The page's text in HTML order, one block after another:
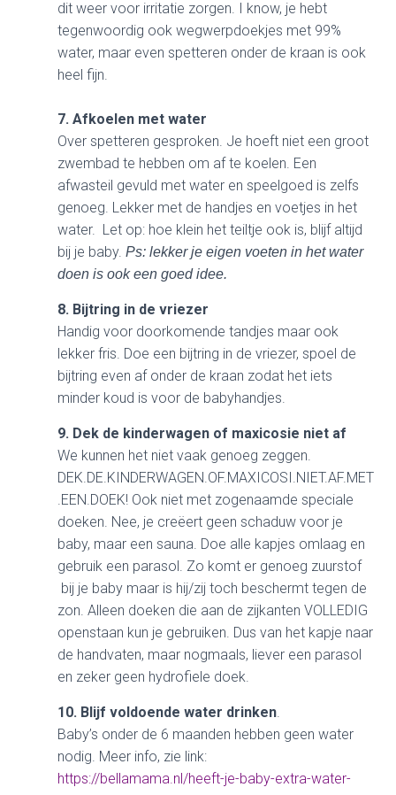
dit weer voor irritatie zorgen. I know, je hebt
tegenwoordig ook wegwerpdoekjes met 99%
water, maar even spetteren onder de kraan is ook
heel fijn.
7. Afkoelen met water
Over spetteren gesproken. Je hoeft niet een groot
zwembad te hebben om af te koelen. Een
afwasteil gevuld met water en speelgoed is zelfs
genoeg. Lekker met de handjes en voetjes in het
water. Let op: hoe klein het teiltje ook is, blijf altijd
bij je baby. Ps: lekker je eigen voeten in het water
doen is ook een goed idee.
8. Bijtring in de vriezer
Handig voor doorkomende tandjes maar ook
lekker fris. Doe een bijtring in de vriezer, spoel de
bijtring even af onder de kraan zodat het iets
minder koud is voor de babyhandjes.
9. Dek de kinderwagen of maxicosie niet af
We kunnen het niet vaak genoeg zeggen.
DEK.DE.KINDERWAGEN.OF.MAXICOSI.NIET.AF.MET
.EEN.DOEK! Ook niet met zogenaamde speciale
doeken. Nee, je creëert geen schaduw voor je
baby, maar een sauna. Doe alle kapjes omlaag en
gebruik een parasol. Zo komt er genoeg zuurstof
bij je baby maar is hij/zij toch beschermt tegen de
zon. Alleen doeken die aan de zijkanten VOLLEDIG
openstaan kun je gebruiken. Dus van het kapje naar
de handvaten, maar nogmaals, liever een parasol
en zeker geen hydrofiele doek.
10. Blijf voldoende water drinken.
Baby’s onder de 6 maanden hebben geen water
nodig. Meer info, zie link:
https://bellamama.nl/heeft-je-baby-extra-water-